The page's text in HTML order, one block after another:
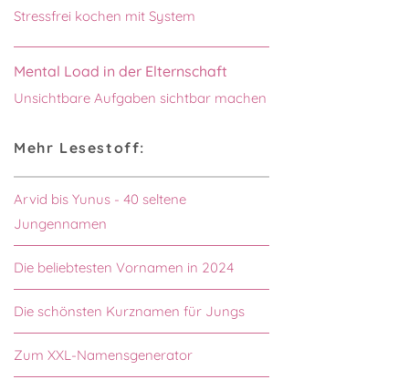
Stressfrei kochen mit System
Mental Load in der Elternschaft
Unsichtbare Aufgaben sichtbar machen
Mehr Lesestoff:
Arvid bis Yunus - 40 seltene
Jungennamen
Die beliebtesten Vornamen in 2024
Die schönsten Kurznamen für Jungs
Zum XXL-Namensgenerator